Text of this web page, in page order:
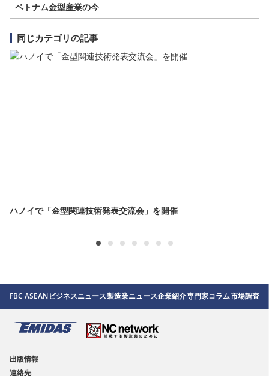
ベトナム金型産業の今
同じカテゴリの記事
ハノイで「金型関連技術発表交流会」を開催
FBC ASEANビジネスニュース製造業ニュース企業紹介専門家コラム市場調査
出版情報
連絡先